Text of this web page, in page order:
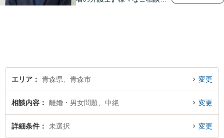
エリア 青森県、青森市 変更
相談内容 離婚・男女問題、中絶 変更
詳細条件 未選択 変更